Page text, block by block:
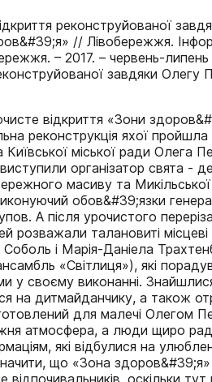
реконструйованої
// Лівобережжя.
– 2017. – червень-
завдяки
відкриття «Зони
реконструкція яхої пройшла
Київської міської ради Олега
організатор свята -
масиву та
обов&#39;язки
А після урочистого
розважали талановиті
і Марія-Даніела
«Світлиця»), які
у своєму виконанні.
на дитмайданчику, а також
для малечі Олегом
атмосфера, а люди щиро
які відбулися на
що «Зона
оскільки